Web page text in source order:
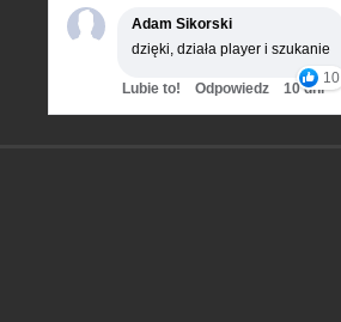
Adam Sikorski
dzięki, działa player i szukanie
10
Lubie to! Odpowiedz 10 dni